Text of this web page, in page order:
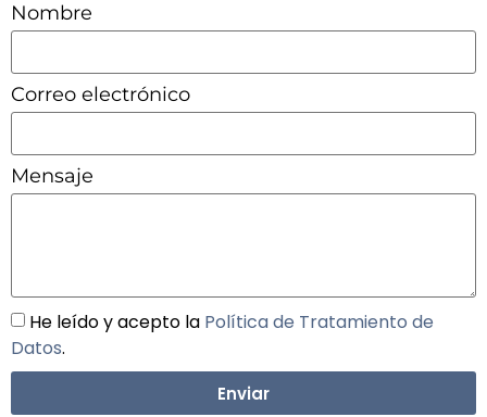
Nombre
Correo electrónico
Mensaje
He leído y acepto la Política de Tratamiento de
Datos.
Enviar